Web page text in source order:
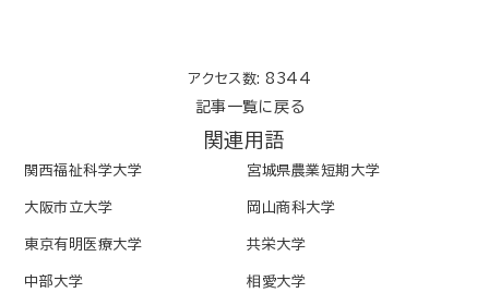
アクセス数: 8344
記事一覧に戻る
関連用語
関西福祉科学大学 宮城県農業短期大学
大阪市立大学 岡山商科大学
東京有明医療大学 共栄大学
中部大学 相愛大学